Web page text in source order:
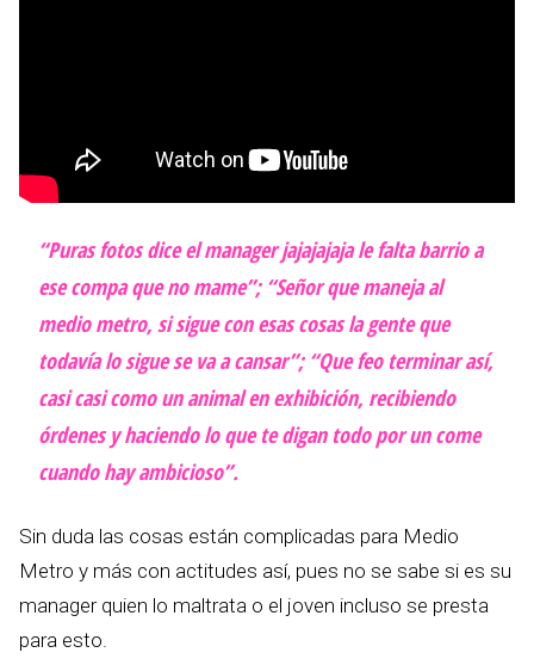
“Puras fotos dice el manager jajajajaja le falta barrio a
ese compa que no mame”; “Señor que maneja al
medio metro, si sigue con esas cosas la gente que
todavía lo sigue se va a cansar”; “Que feo terminar así,
casi casi como un animal en exhibición, recibiendo
órdenes y haciendo lo que te digan todo por un come
cuando hay ambicioso”.
Sin duda las cosas están complicadas para Medio
Metro y más con actitudes así, pues no se sabe si es su
manager quien lo maltrata o el joven incluso se presta
para esto.